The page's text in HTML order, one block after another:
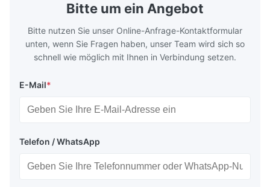
Bitte um ein Angebot
Bitte nutzen Sie unser Online-Anfrage-Kontaktformular
unten, wenn Sie Fragen haben, unser Team wird sich so
schnell wie möglich mit Ihnen in Verbindung setzen.
E-Mail*
Telefon / WhatsApp